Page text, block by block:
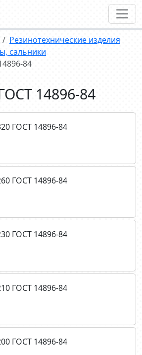
Резинотехнические изделия
сальники
84
14896-84
ГОСТ 14896-84
ГОСТ 14896-84
ГОСТ 14896-84
ГОСТ 14896-84
ГОСТ 14896-84